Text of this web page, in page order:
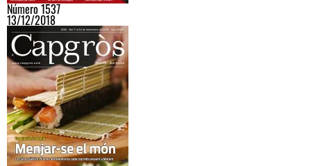
Número 1537
13/12/2018